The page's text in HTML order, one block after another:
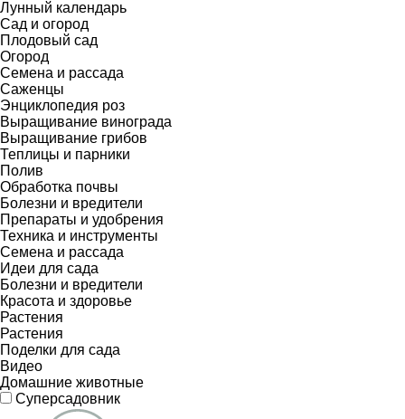
Лунный календарь
Сад и огород
Плодовый сад
Огород
Семена и рассада
Саженцы
Энциклопедия роз
Выращивание винограда
Выращивание грибов
Теплицы и парники
Полив
Обработка почвы
Болезни и вредители
Препараты и удобрения
Техника и инструменты
Семена и рассада
Идеи для сада
Болезни и вредители
Красота и здоровье
Растения
Растения
Поделки для сада
Видео
Домашние животные
Суперсадовник